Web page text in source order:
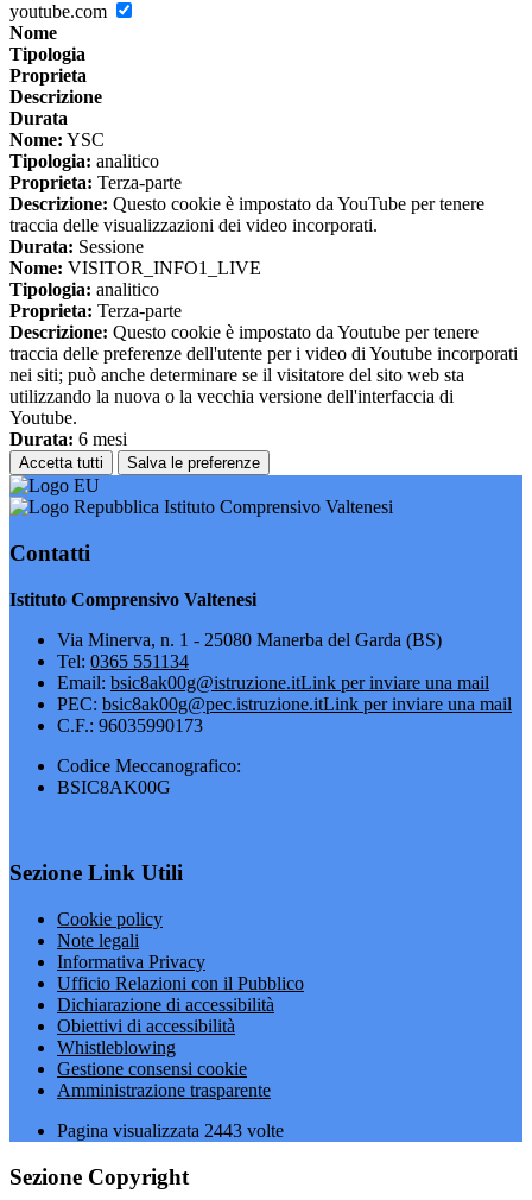
youtube.com
Nome
Tipologia
Proprieta
Descrizione
Durata
Nome: YSC
Tipologia: analitico
Proprieta: Terza-parte
Descrizione: Questo cookie è impostato da YouTube per tenere
traccia delle visualizzazioni dei video incorporati.
Durata: Sessione
Nome: VISITOR_INFO1_LIVE
Tipologia: analitico
Proprieta: Terza-parte
Descrizione: Questo cookie è impostato da Youtube per tenere
traccia delle preferenze dell'utente per i video di Youtube incorporati
nei siti; può anche determinare se il visitatore del sito web sta
utilizzando la nuova o la vecchia versione dell'interfaccia di
Youtube.
Durata: 6 mesi
Accetta tutti Salva le preferenze
Istituto Comprensivo Valtenesi
Contatti
Istituto Comprensivo Valtenesi
Via Minerva, n. 1 - 25080 Manerba del Garda (BS)
Tel: 0365 551134
Email: bsic8ak00g@istruzione.itLink per inviare una mail
PEC: bsic8ak00g@pec.istruzione.itLink per inviare una mail
C.F.: 96035990173
Codice Meccanografico:
BSIC8AK00G
Sezione Link Utili
Cookie policy
Note legali
Informativa Privacy
Ufficio Relazioni con il Pubblico
Dichiarazione di accessibilità
Obiettivi di accessibilità
Whistleblowing
Gestione consensi cookie
Amministrazione trasparente
Pagina visualizzata 2443 volte
Sezione Copyright